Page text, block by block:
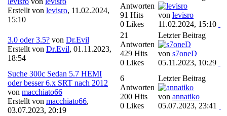
Erstellt von levisro, 11.02.2024,
15:10
Antworten
91 Hits
0 Likes
von levisro
11.02.2024, 15:10
3.0 oder 3.5? von Dr.Evil
Erstellt von Dr.Evil, 01.11.2023,
18:54
21
Antworten
429 Hits
0 Likes
Letzter Beitrag
von s7oneD
05.11.2023, 10:29
Suche 300c Sedan 5.7 HEMI
oder besser 6.x SRT nach 2012
von macchiato66
Erstellt von macchiato66,
03.07.2023, 20:19
6
Antworten
200 Hits
0 Likes
Letzter Beitrag
von annatiko
05.07.2023, 23:41